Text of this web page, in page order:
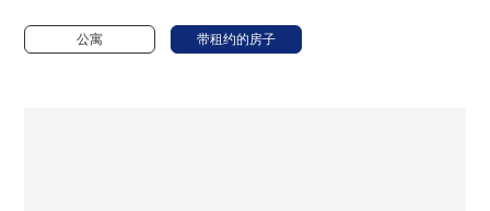
公寓 带租约的房子